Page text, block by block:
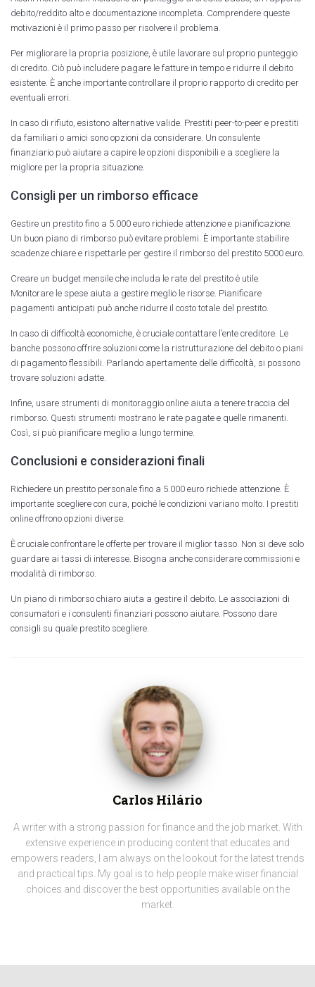
debito/reddito alto e documentazione incompleta. Comprendere queste
motivazioni è il primo passo per risolvere il problema.
Per migliorare la propria posizione, è utile lavorare sul proprio punteggio
di credito. Ciò può includere pagare le fatture in tempo e ridurre il debito
esistente. È anche importante controllare il proprio rapporto di credito per
eventuali errori.
In caso di rifiuto, esistono alternative valide. Prestiti peer-to-peer e prestiti
da familiari o amici sono opzioni da considerare. Un consulente
finanziario può aiutare a capire le opzioni disponibili e a scegliere la
migliore per la propria situazione.
Consigli per un rimborso efficace
Gestire un prestito fino a 5.000 euro richiede attenzione e pianificazione.
Un buon piano di rimborso può evitare problemi. È importante stabilire
scadenze chiare e rispettarle per gestire il rimborso del prestito 5000 euro.
Creare un budget mensile che includa le rate del prestito è utile.
Monitorare le spese aiuta a gestire meglio le risorse. Pianificare
pagamenti anticipati può anche ridurre il costo totale del prestito.
In caso di difficoltà economiche, è cruciale contattare l’ente creditore. Le
banche possono offrire soluzioni come la ristrutturazione del debito o piani
di pagamento flessibili. Parlando apertamente delle difficoltà, si possono
trovare soluzioni adatte.
Infine, usare strumenti di monitoraggio online aiuta a tenere traccia del
rimborso. Questi strumenti mostrano le rate pagate e quelle rimanenti.
Così, si può pianificare meglio a lungo termine.
Conclusioni e considerazioni finali
Richiedere un prestito personale fino a 5.000 euro richiede attenzione. È
importante scegliere con cura, poiché le condizioni variano molto. I prestiti
online offrono opzioni diverse.
È cruciale confrontare le offerte per trovare il miglior tasso. Non si deve solo
guardare ai tassi di interesse. Bisogna anche considerare commissioni e
modalità di rimborso.
Un piano di rimborso chiaro aiuta a gestire il debito. Le associazioni di
consumatori e i consulenti finanziari possono aiutare. Possono dare
consigli su quale prestito scegliere.
Carlos Hilário
A writer with a strong passion for finance and the job market. With
extensive experience in producing content that educates and
empowers readers, I am always on the lookout for the latest trends
and practical tips. My goal is to help people make wiser financial
choices and discover the best opportunities available on the
market.